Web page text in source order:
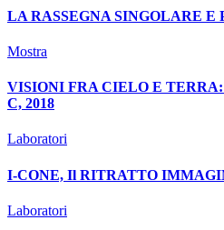
LA RASSEGNA SINGOLARE E
Mostra
VISIONI FRA CIELO E
C, 2018
Laboratori
I-CONE, Il RITRATTO
Laboratori